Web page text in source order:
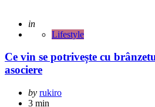
Posted
in
Lifestyle
Ce vin se potrivește cu
asociere
Posted
by
by rukiro
3 min